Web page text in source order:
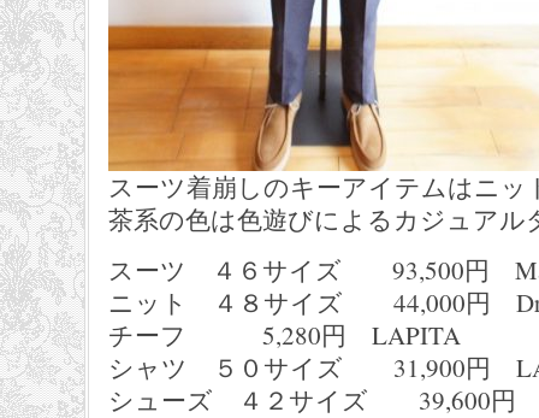
スーツ着崩しのキーアイテムはニッ
茶系の色は色遊びによるカジュアル
スーツ ４６サイズ 93,500円
ニット ４８サイズ 44,000円
チーフ 5,280円 LAPITA
シャツ ５０サイズ 31,900円
シューズ ４２サイズ 39,600円